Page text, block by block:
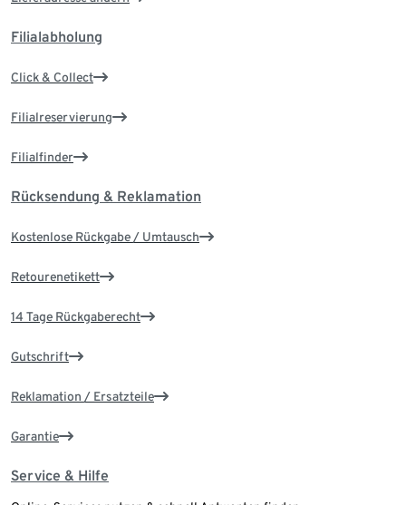
Filialabholung
Click & Collect
Filialreservierung
Filialfinder
Rücksendung & Reklamation
Kostenlose Rückgabe / Umtausch
Retourenetikett
14 Tage Rückgaberecht
Gutschrift
Reklamation / Ersatzteile
Garantie
Service & Hilfe